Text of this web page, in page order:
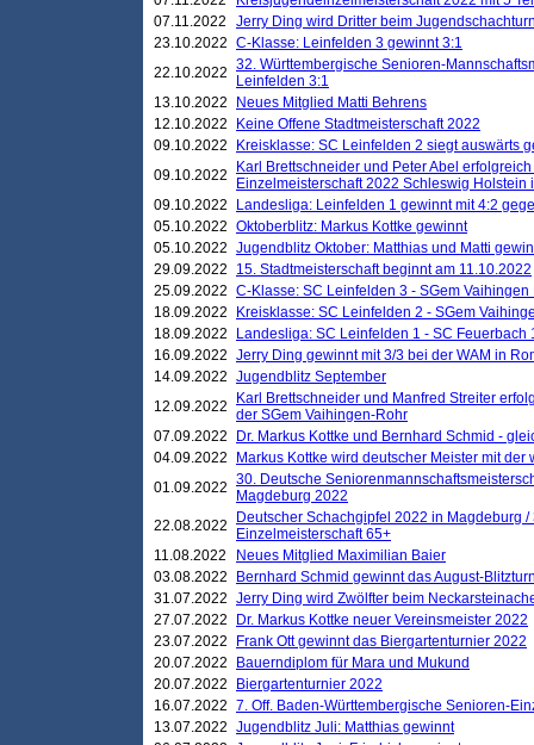
07.11.2022
Jerry Ding wird Dritter beim
23.10.2022 C-Klasse: Leinfelden 3 gewinnt 3:1
22.10.2022 32. Württembergische Senioren-
Leinfelden 3:1
13.10.2022
Neues Mitglied Matti Behrens
12.10.2022
Keine Offene Stadtmeisterschaft 2022
09.10.2022
Kreisklasse: SC Leinfelden 2 siegt auswärts
09.10.2022
Karl Brettschneider und Peter Abel
Einzelmeisterschaft 2022 Schleswig Holstein
09.10.2022
Landesliga: Leinfelden 1 gewinnt mit 4:2
05.10.2022 Oktoberblitz: Markus Kottke gewinnt
05.10.2022 Jugendblitz Oktober: Matthias und Matti
29.09.2022
15. Stadtmeisterschaft beginnt am 11.10.2022
25.09.2022 C-Klasse: SC Leinfelden 3 - SGem Vaihingen
18.09.2022
Kreisklasse: SC Leinfelden 2 - SGem
18.09.2022
Landesliga: SC Leinfelden 1 - SC Feuerbach
16.09.2022 Jerry Ding gewinnt mit 3/3 bei der WAM in
14.09.2022 Jugendblitz September
12.09.2022
Karl Brettschneider und Manfred Streiter
der SGem Vaihingen-Rohr
07.09.2022
Dr. Markus Kottke und Bernhard Schmid -
04.09.2022
Markus Kottke wird deutscher Meister mit
01.09.2022 30. Deutsche
Magdeburg 2022
22.08.2022
Deutscher Schachgipfel 2022 in Magdeburg
Einzelmeisterschaft 65+
11.08.2022
Neues Mitglied Maximilian Baier
03.08.2022
Bernhard Schmid gewinnt das August-
31.07.2022 Jerry Ding wird Zwölfter beim
27.07.2022
Dr. Markus Kottke neuer Vereinsmeister 2022
23.07.2022
Frank Ott gewinnt das Biergartenturnier 2022
20.07.2022
Bauerndiplom für Mara und Mukund
20.07.2022
Biergartenturnier 2022
16.07.2022 7. Off. Baden-Württembergische Senioren-
13.07.2022 Jugendblitz Juli: Matthias gewinnt